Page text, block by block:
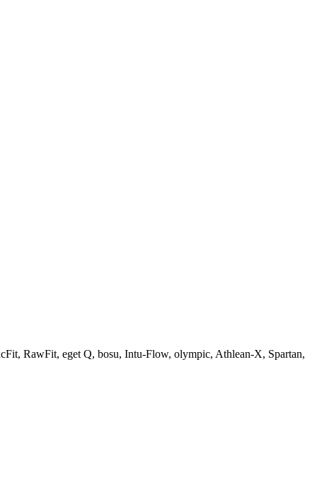
RawFit, eget Q, bosu, Intu-Flow, olympic, Athlean-X, Spartan,